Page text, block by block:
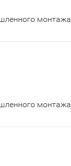
монтажа
монтажа